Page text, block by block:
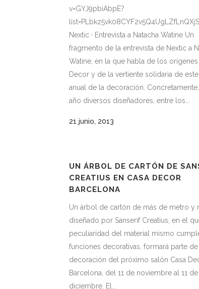
v=GYJ9pbiAbpE?
Nextic · Entrevista a Natacha Watine Un
fragmento de la entrevista de Nextic a
Watine, en la que habla de los orígenes
Decor y de la vertiente solidaria de
anual de la decoración.
año diversos diseñadores, entre los...
21 junio, 2013
UN ÁRBOL DE CARTÓN DE
CREATIUS EN CASA DECOR
BARCELONA
Un árbol de cartón de más de metro y
diseñado por Sanserif Creatius, en el
peculiaridad del material mismo
funciones decorativas, formará parte de
decoración del próximo salón Casa
Barcelona, del 11 de noviembre al 11 de
diciembre. El...